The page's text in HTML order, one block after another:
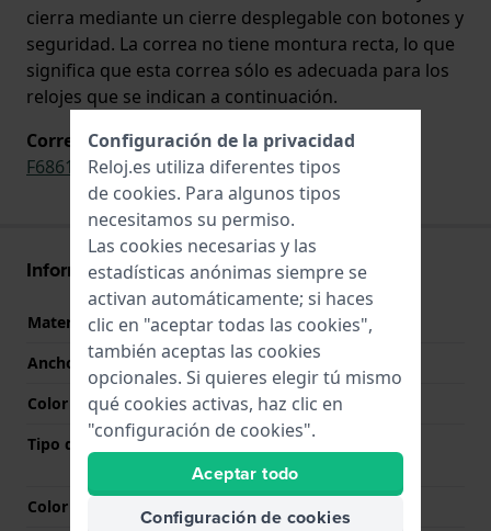
cierra mediante un cierre desplegable con botones y
seguridad. La correa no tiene montura recta, lo que
significa que esta correa sólo es adecuada para los
relojes que se indican a continuación.
Correa original para
F6861/1,F6861/2,F6861/3,F6861/4
Información Correa
Material correa
Acero inoxidable
Ancho de correa
22 mm
Color de correa
Plateado
Tipo de cierre
Cierre desplegable con
botones y seguridad
Color del cierre
Configuración de la privacidad
Reloj.es utiliza diferentes tipos
de cookies. Para algunos tipos
necesitamos su permiso.
Las cookies necesarias y las
estadísticas anónimas siempre se
activan automáticamente; si haces
clic en "aceptar todas las cookies",
también aceptas las cookies
opcionales. Si quieres elegir tú mismo
qué cookies activas, haz clic en
"configuración de cookies".
Aceptar todo
Configuración de cookies